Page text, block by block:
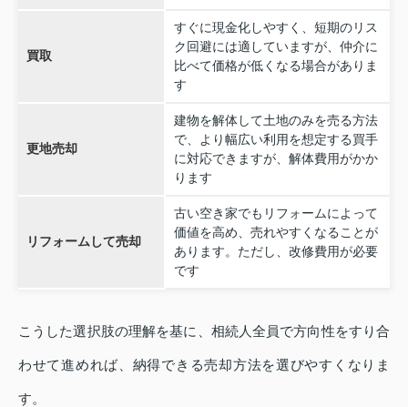
買取
すぐに現金化しやすく、短期のリス
ク回避には適していますが、仲介に
比べて価格が低くなる場合がありま
す
更地売却
建物を解体して土地のみを売る方法
で、より幅広い利用を想定する買手
に対応できますが、解体費用がかか
ります
リフォームして売却
古い空き家でもリフォームによって
価値を高め、売れやすくなることが
あります。ただし、改修費用が必要
です
こうした選択肢の理解を基に、相続人全員で方向性をすり合
わせて進めれば、納得できる売却方法を選びやすくなりま
す。